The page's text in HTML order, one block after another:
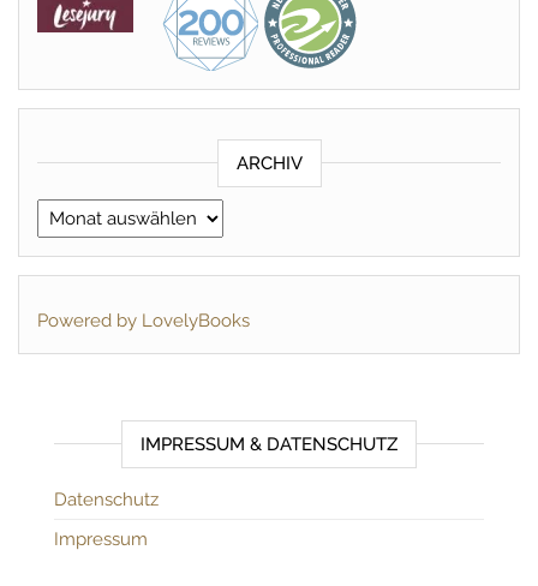
ARCHIV
Archiv
Powered by LovelyBooks
IMPRESSUM & DATENSCHUTZ
Datenschutz
Impressum